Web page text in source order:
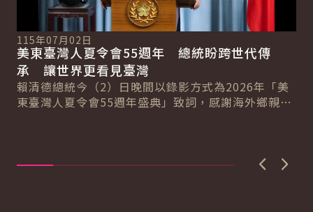
115年07月02日
美東臺灣人夏令會55週年 總統盼跨世代傳
承 讓世界更看見臺灣
賴清德總統今（2）日晚間以錄影方式為2026年「美
東臺灣人夏令會55週年盛典」致詞，感謝海外鄉親數